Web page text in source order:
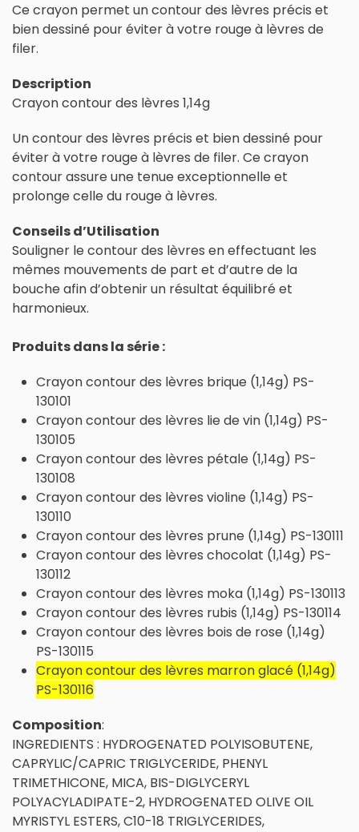
Ce crayon permet un contour des lèvres précis et
bien dessiné pour éviter à votre rouge à lèvres de
filer.
Description
Crayon contour des lèvres 1,14g
Un contour des lèvres précis et bien dessiné pour
éviter à votre rouge à lèvres de filer. Ce crayon
contour assure une tenue exceptionnelle et
prolonge celle du rouge à lèvres.
Conseils d’Utilisation
Souligner le contour des lèvres en effectuant les
mêmes mouvements de part et d’autre de la
bouche afin d’obtenir un résultat équilibré et
harmonieux.
Produits dans la série :
Crayon contour des lèvres brique (1,14g) PS-
130101
Crayon contour des lèvres lie de vin (1,14g) PS-
130105
Crayon contour des lèvres pétale (1,14g) PS-
130108
Crayon contour des lèvres violine (1,14g) PS-
130110
Crayon contour des lèvres prune (1,14g) PS-130111
Crayon contour des lèvres chocolat (1,14g) PS-
130112
Crayon contour des lèvres moka (1,14g) PS-130113
Crayon contour des lèvres rubis (1,14g) PS-130114
Crayon contour des lèvres bois de rose (1,14g)
PS-130115
Crayon contour des lèvres marron glacé (1,14g)
PS-130116
Composition:
INGREDIENTS : HYDROGENATED POLYISOBUTENE,
CAPRYLIC/CAPRIC TRIGLYCERIDE, PHENYL
TRIMETHICONE, MICA, BIS-DIGLYCERYL
POLYACYLADIPATE-2, HYDROGENATED OLIVE OIL
MYRISTYL ESTERS, C10-18 TRIGLYCERIDES,